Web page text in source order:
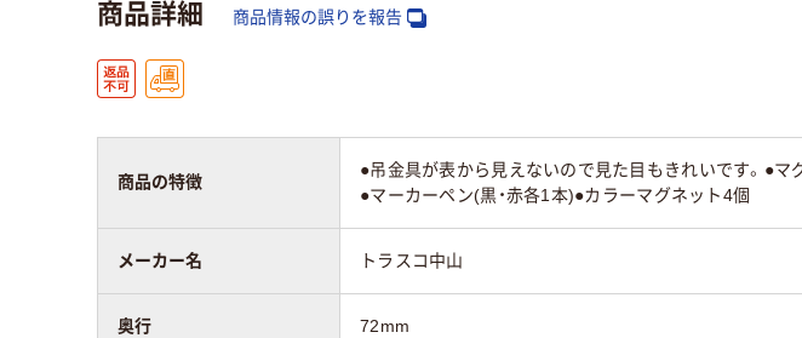
420g 420g
質量
商品詳細 商品情報の誤りを報告
商品の特徴
●吊金具が表から見えないので見た目もきれいです。●
●マーカーペン(黒・赤各1本)●カラーマグネット4個
メーカー名 トラスコ中山
奥行 72mm